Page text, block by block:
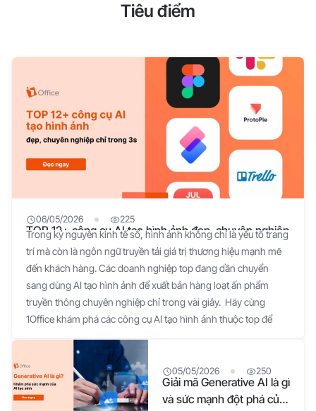
Tiêu điểm
06/05/2026 225
TOP 12+ công cụ AI tạo hình ảnh đẹp, chuyên nghiệp
chỉ trong 3s
Trong kỷ nguyên kinh tế số, hình ảnh không chỉ là yếu tố trang
trí mà còn là ngôn ngữ truyền tải giá trị thương hiệu mạnh mẽ
đến khách hàng. Các doanh nghiệp top đang dần chuyển
sang dùng AI tạo hình ảnh để xuất bản hàng loạt ấn phẩm
truyền thông chuyên nghiệp chỉ trong vài giây. Hãy cùng
1Office khám phá các công cụ AI tạo hình ảnh thuộc top để
sao nên sử dụng công cụ AI tạo hình ảnh? Tích hợp AI vào quy
trình sáng tạo không chỉ là xu hướng nhất thời mà còn là bước
đi chiến lược của doanh nghiệp. Những công cụ này giải quyết
các rào cản về chi phí, nhân lực và thời gian trong khâu thiết kế
05/05/2026 250
Giải mã Generative AI là gì
và sức mạnh đột phá của